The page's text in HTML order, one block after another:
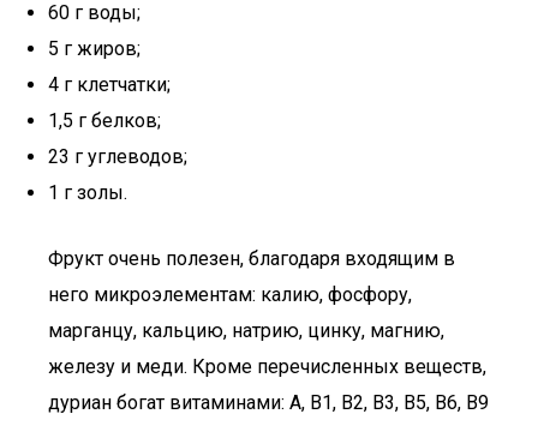
60 г воды;
5 г жиров;
4 г клетчатки;
1,5 г белков;
23 г углеводов;
1 г золы.
Фрукт очень полезен, благодаря входящим в
него микроэлементам: калию, фосфору,
марганцу, кальцию, натрию, цинку, магнию,
железу и меди. Кроме перечисленных веществ,
дуриан богат витаминами: А, В1, В2, В3, В5, В6, В9